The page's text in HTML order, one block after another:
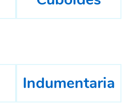
Indumentaria